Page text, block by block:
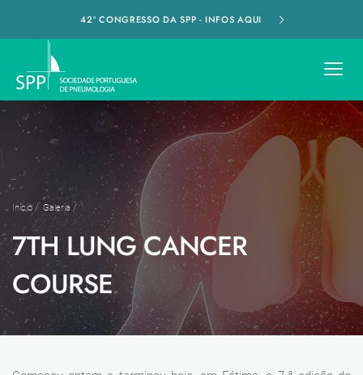
42º CONGRESSO DA SPP - INFOS AQUI
Início / Galeria /
7TH LUNG CANCER
COURSE